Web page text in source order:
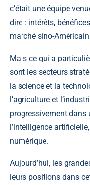
c’était une équipe
dire : intérêts,
marché sino-Américain
Mais ce qui a
sont les secteurs
la science et la
l’agriculture et
progressivement dans
l’intelligence
numérique.
Aujourd’hui, les
leurs positions dans